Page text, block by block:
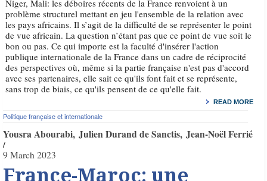
Niger, Mali: les déboires récents de la France renvoient à un
problème structurel mettant en jeu l'ensemble de la relation avec
les pays africains. Il s’agit de la difficulté de se représenter le point
de vue africain. La question n’étant pas que ce point de vue soit le
bon ou pas. Ce qui importe est la faculté d'insérer l'action
publique internationale de la France dans un cadre de réciprocité
des perspectives où, même si la partie française n'est pas d'accord
avec ses partenaires, elle sait ce qu'ils font fait et se représente,
sans trop de biais, ce qu'ils pensent de ce qu'elle fait.
READ MORE
Politique française et internationale
Yousra Abourabi Julien Durand de Sanctis Jean-Noël Ferrié
9 March 2023
France-Maroc: une